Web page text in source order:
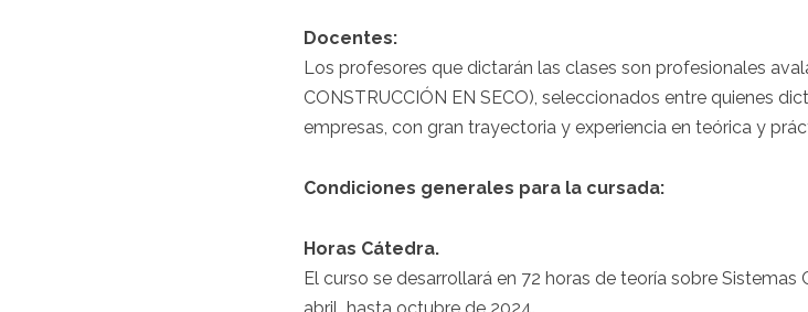
Docentes:
Los profesores que dictarán las clases son profesionales
CONSTRUCCIÓN EN SECO), seleccionados entre quienes
empresas, con gran trayectoria y experiencia en teórica y
Condiciones generales para la cursada:
Horas Cátedra.
El curso se desarrollará en 72 horas de teoría sobre